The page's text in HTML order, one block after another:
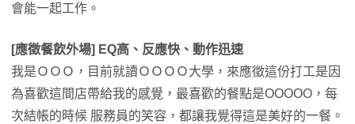
會能一起工作。
[應徵餐飲外場] EQ高、反應快、動作迅速
我是ＯＯＯ，目前就讀ＯＯＯＯ大學，來應徵這份打工是因
為喜歡這間店帶給我的感覺，最喜歡的餐點是OOOOO，每
次結帳的時候 服務員的笑容，都讓我覺得這是美好的一餐。